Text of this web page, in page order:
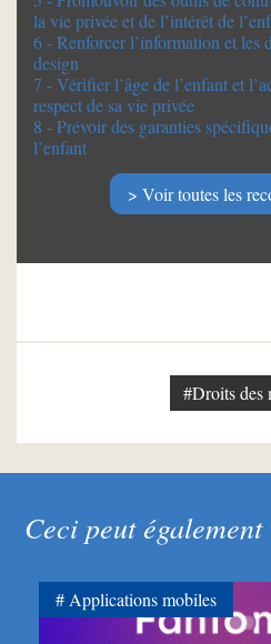
la vie privée et de l’intérêt de
6 - Renforcer l’information et les
design
7 - Vérifier l’âge de l’enfant et
respect de sa vie privée
8 - Prévoir des garanties
l’enfant
Voir toutes les
#Droits des
Ceci peut
Applications mobiles